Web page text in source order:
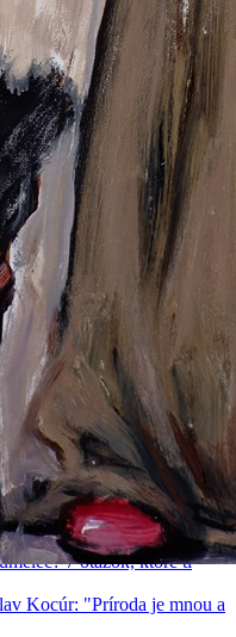
boli kedy namaľované
zmenili históriu umenia
7 otázok, ktoré ti
Kocúr: "Príroda je mnou a